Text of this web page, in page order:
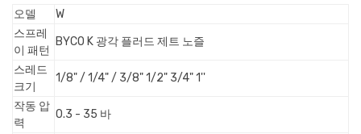
오델
W
스프레
이 패턴
BYCO K 광각 플러드 제트 노즐
스레드
크기
1/8" / 1/4" / 3/8" 1/2" 3/4" 1''
작동 압
력
0.3 - 35 바